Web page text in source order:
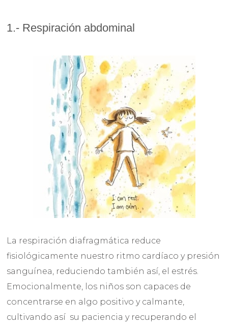
1.- Respiración abdominal
La respiración diafragmática reduce
fisiológicamente nuestro ritmo cardíaco y presión
sanguínea, reduciendo también así, el estrés.
Emocionalmente, los niños son capaces de
concentrarse en algo positivo y calmante,
cultivando así su paciencia y recuperando el